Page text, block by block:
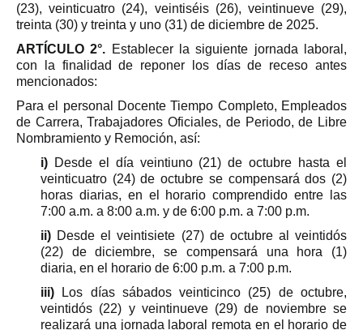
(23), veinticuatro (24), veintiséis (26), veintinueve (29),
treinta (30) y treinta y uno (31) de diciembre de 2025.
ARTÍCULO 2°. Establecer la siguiente jornada laboral,
con la finalidad de reponer los días de receso antes
mencionados:
Para el personal Docente Tiempo Completo, Empleados
de Carrera, Trabajadores Oficiales, de Periodo, de Libre
Nombramiento y Remoción, así:
i) Desde el día veintiuno (21) de octubre hasta el
veinticuatro (24) de octubre se compensará dos (2)
horas diarias, en el horario comprendido entre las
7:00 a.m. a 8:00 a.m. y de 6:00 p.m. a 7:00 p.m.
ii) Desde el veintisiete (27) de octubre al veintidós
(22) de diciembre, se compensará una hora (1)
diaria, en el horario de 6:00 p.m. a 7:00 p.m.
iii)
Los días sábados veinticinco (25) de octubre,
veintidós (22) y veintinueve (29) de noviembre se
realizará una jornada laboral remota en el horario de